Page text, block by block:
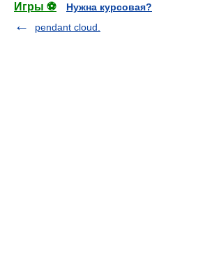
Игры ⚽
Нужна курсовая?
pendant cloud.